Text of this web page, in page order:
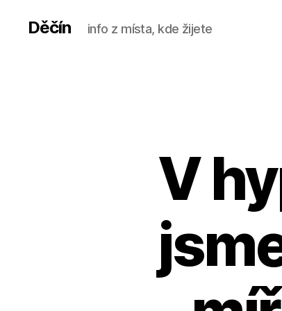
Děčín info z místa, kde žijete
V